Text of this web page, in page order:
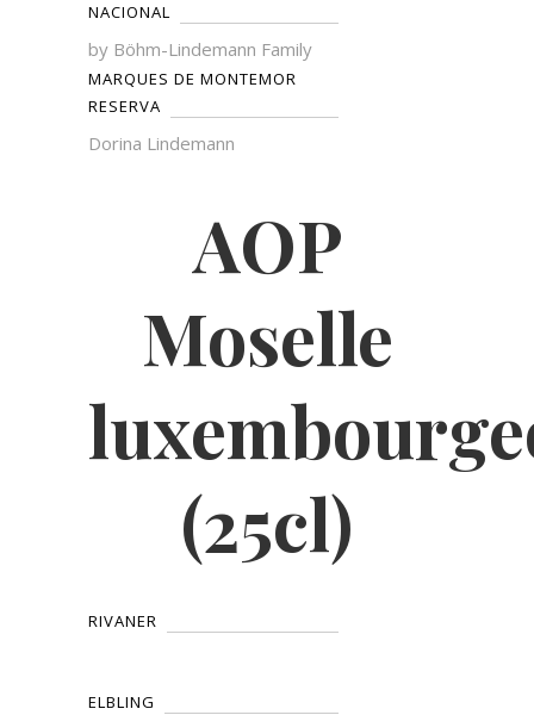
NACIONAL
by Böhm-Lindemann Family
MARQUES DE MONTEMOR
RESERVA
Dorina Lindemann
AOP
Moselle
(25cl)
RIVANER
ELBLING